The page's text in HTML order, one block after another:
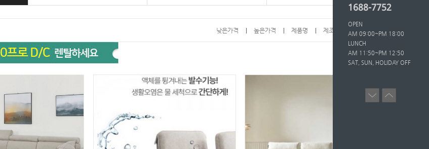
낮은가격 높은가격 제품명 제조사 인기도
1688-7752
OPEN
AM 09:00~PM 18:00
LUNCH
AM 11:50~PM 12:50
SAT, SUN, HOLIDAY OFF